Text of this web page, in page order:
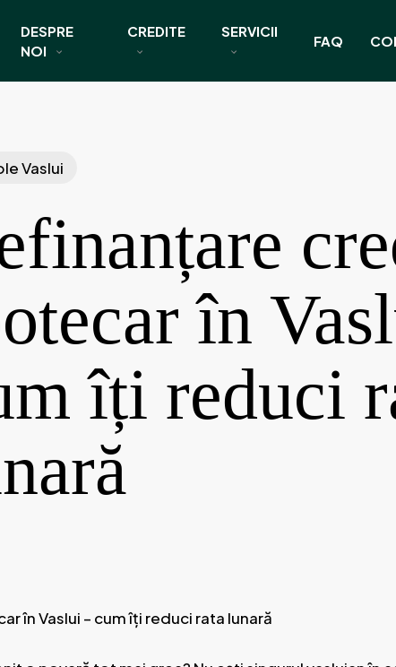
DESPRE
NOI
CREDITE SERVICII
FAQ
Vaslui
în
îți reduci
în Vaslui – cum îți reduci rata lunară